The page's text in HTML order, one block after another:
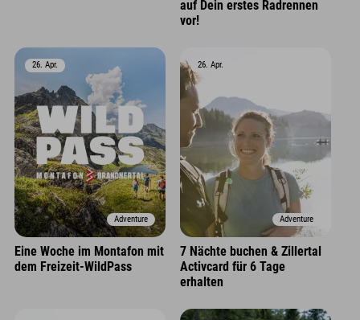
auf Dein erstes Radrennen
vor!
Adventure
26. Apr.
Eine Woche im Montafon mit
dem Freizeit-WildPass
Adventure
26. Apr.
7 Nächte buchen & Zillertal
Activcard für 6 Tage
erhalten